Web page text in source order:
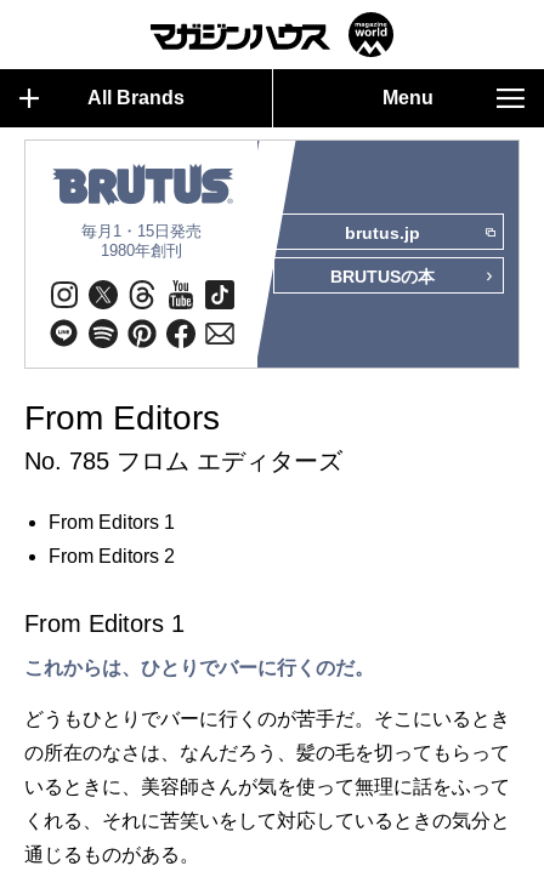
All Brands Menu
毎月1・15日発売
1980年創刊
brutus.jp
BRUTUSの本
From Editors
No. 785 フロム エディターズ
From Editors 1
From Editors 2
From Editors 1
これからは、ひとりでバーに行くのだ。
どうもひとりでバーに行くのが苦手だ。そこにいるとき
の所在のなさは、なんだろう、髪の毛を切ってもらって
いるときに、美容師さんが気を使って無理に話をふって
くれる、それに苦笑いをして対応しているときの気分と
通じるものがある。